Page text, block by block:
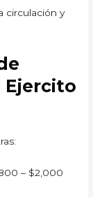
circulación y
Ejercito
– $2,000